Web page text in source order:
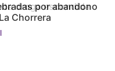
por abandono
Chorrera